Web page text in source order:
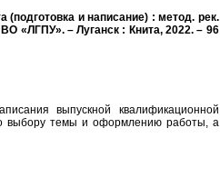
и написание) : метод. рек.
«ЛГПУ». – Луганск : Книта, 2022. – 96
выпускной квалификационной
выбору темы и оформлению работы, а